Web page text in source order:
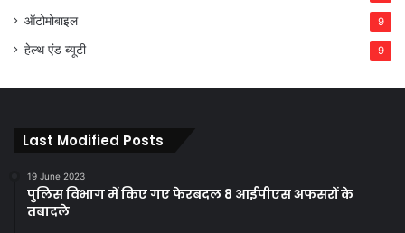
ऑटोमोबाइल 9
हेल्थ एंड ब्यूटी 9
Last Modified Posts
19 June 2023
पुलिस विभाग में किए गए फेरबदल 8 आईपीएस अफसरों के
तबादले